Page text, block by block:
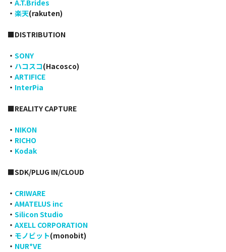
・ A.T.Brides
・ 楽天(rakuten)
■DISTRIBUTION
・ SONY
・ ハコスコ(Hacosco)
・ ARTIFICE
・ InterPia
■REALITY CAPTURE
・ NIKON
・ RICHO
・ Kodak
■SDK/PLUG IN/CLOUD
・ CRIWARE
・ AMATELUS inc
・ Silicon Studio
・ AXELL CORPORATION
・ モノビット(monobit)
・ NUR*VE